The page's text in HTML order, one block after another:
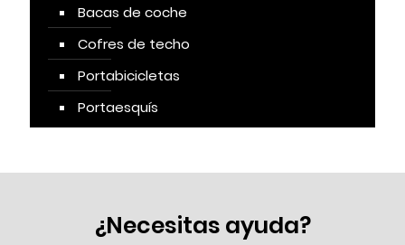
Bacas de coche
Cofres de techo
Portabicicletas
Portaesquís
¿Necesitas ayuda?